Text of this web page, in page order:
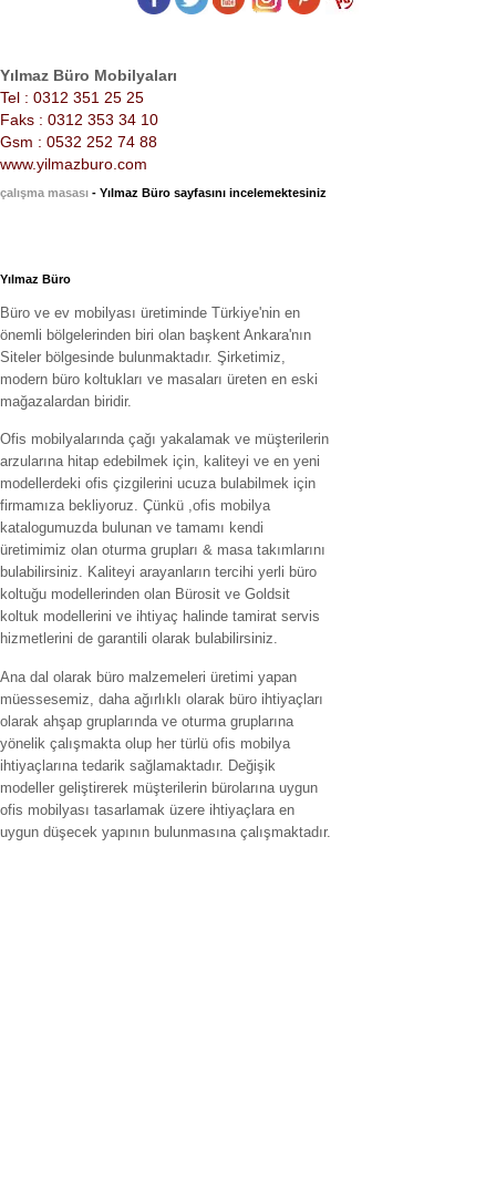
Yılmaz Büro Mobilyaları
Tel : 0312 351 25 25
Faks : 0312 353 34 10
Gsm : 0532 252 74 88
www.yilmazburo.com
çalışma masası - Yılmaz Büro sayfasını incelemektesiniz
Yılmaz Büro
Büro ve ev mobilyası üretiminde Türkiye'nin en
önemli bölgelerinden biri olan başkent Ankara'nın
Siteler bölgesinde bulunmaktadır. Şirketimiz,
modern büro koltukları ve masaları üreten en eski
mağazalardan biridir.
Ofis mobilyalarında çağı yakalamak ve müşterilerin
arzularına hitap edebilmek için, kaliteyi ve en yeni
modellerdeki ofis çizgilerini ucuza bulabilmek için
firmamıza bekliyoruz. Çünkü ,ofis mobilya
katalogumuzda bulunan ve tamamı kendi
üretimimiz olan oturma grupları & masa takımlarını
bulabilirsiniz. Kaliteyi arayanların tercihi yerli büro
koltuğu modellerinden olan Bürosit ve Goldsit
koltuk modellerini ve ihtiyaç halinde tamirat servis
hizmetlerini de garantili olarak bulabilirsiniz.
Ana dal olarak büro malzemeleri üretimi yapan
müessesemiz, daha ağırlıklı olarak büro ihtiyaçları
olarak ahşap gruplarında ve oturma gruplarına
yönelik çalışmakta olup her türlü ofis mobilya
ihtiyaçlarına tedarik sağlamaktadır. Değişik
modeller geliştirerek müşterilerin bürolarına uygun
ofis mobilyası tasarlamak üzere ihtiyaçlara en
uygun düşecek yapının bulunmasına çalışmaktadır.